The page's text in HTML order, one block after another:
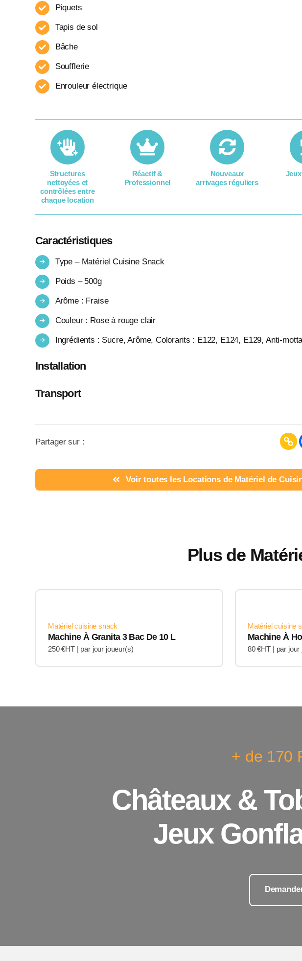
Piquets
Tapis de sol
Bâche
Soufflerie
Enrouleur​ électrique
Structures
nettoyées et
contrôlées entre
chaque location​
Réactif &
Professionnel
Nouveaux
arrivages réguliers
Caractéristiques
Type – Matériel Cuisine Snack
Poids – 500g
Arôme : Fraise
Couleur : Rose à rouge clair
Ingrédients : Sucre, Arôme, Colorants : E122, E124, E129, Anti-
Installation
Transport
Partager sur :
Voir toutes les Locations de Matériel de
Plus de
Matériel cuisine snack
Machine À Granita 3 Bac De 10 L
250 €HT | par jour joueur(s)
Matériel cuisine
Machine À
80 €HT | par jour
+ de 170
Châteaux &
Jeux